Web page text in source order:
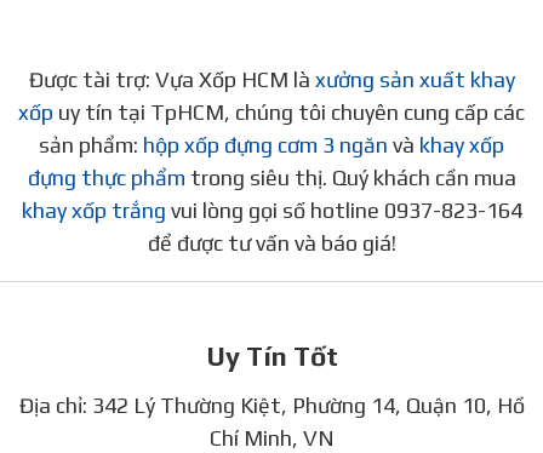
Được tài trợ: Vựa Xốp HCM là xưởng sản xuất khay
xốp uy tín tại TpHCM, chúng tôi chuyên cung cấp các
sản phẩm: hộp xốp đựng cơm 3 ngăn và khay xốp
đựng thực phẩm trong siêu thị. Quý khách cần mua
khay xốp trắng vui lòng gọi số hotline 0937-823-164
để được tư vấn và báo giá!
Uy Tín Tốt
Địa chỉ: 342 Lý Thường Kiệt, Phường 14, Quận 10, Hồ
Chí Minh, VN